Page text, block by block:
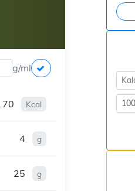
g/ml
Kcal
4 g
25 g